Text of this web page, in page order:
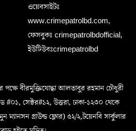
ওয়েবসাইটঃ
www.crimepatrolbd.com,
ফেসবুকঃ crimepatrolbdofficial,
ইউটিউবঃcrimepatrolbd
পক্ষে বীরমুক্তিযোদ্ধা আলতাবুর রহমান চৌধুরী
সেক্টর#১২, উত্তরা, ঢাকা-১২৩০ থেকে
ম্যানসন গ্রাউন্ড ফ্লোর) ৫২/২,টয়েনবি সার্কুলার